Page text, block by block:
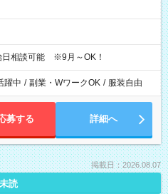
相談可能 ※9月～OK！
躍中 / 副業・WワークOK / 服装自由
募する 詳細へ
掲載日：2026.08.07
未読